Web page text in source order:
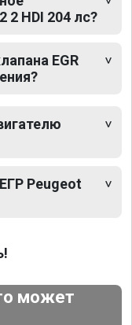
2 HDI 204 лс?
EGR
Peugeot
может